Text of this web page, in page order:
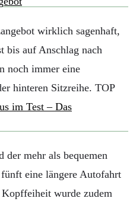
wirklich sagenhaft,
bis auf Anschlag nach
noch immer eine
hinteren Sitzreihe. TOP
der mehr als bequemen
eine längere Autofahrt
wurde zudem